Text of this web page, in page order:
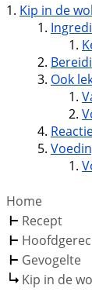
Kip in de
Ook
Home
Recept
Gevogelte
Kip in de